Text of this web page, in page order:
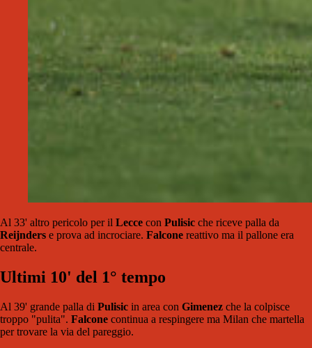
Al 33' altro pericolo per il Lecce con Pulisic che riceve palla da
Reijnders e prova ad incrociare. Falcone reattivo ma il pallone era
centrale.
Ultimi 10' del 1° tempo
Al 39' grande palla di Pulisic in area con Gimenez che la colpisce
troppo "pulita". Falcone continua a respingere ma Milan che martella
per trovare la via del pareggio.